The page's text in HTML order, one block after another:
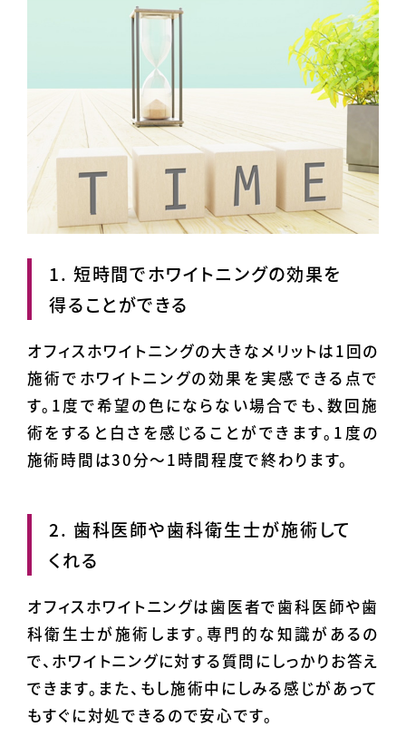
1. 短時間でホワイトニングの効果を
得ることができる
オフィスホワイトニングの大きなメリットは1回の
施術でホワイトニングの効果を実感できる点で
す。1度で希望の色にならない場合でも、数回施
術をすると白さを感じることができます。1度の
施術時間は30分～1時間程度で終わります。
2. 歯科医師や歯科衛生士が施術して
くれる
オフィスホワイトニングは歯医者で歯科医師や歯
科衛生士が施術します。専門的な知識があるの
で、ホワイトニングに対する質問にしっかりお答え
できます。また、もし施術中にしみる感じがあって
もすぐに対処できるので安心です。